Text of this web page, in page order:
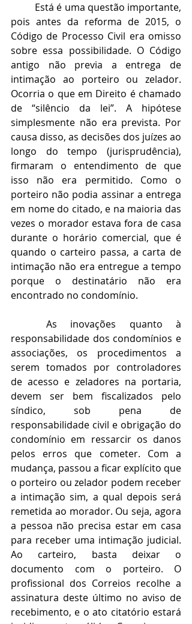
Está é uma questão importante,
pois antes da reforma de 2015, o
Código de Processo Civil era omisso
sobre essa possibilidade. O Código
antigo não previa a entrega de
intimação ao porteiro ou zelador.
Ocorria o que em Direito é chamado
de “silêncio da lei”. A hipótese
simplesmente não era prevista. Por
causa disso, as decisões dos juízes ao
longo do tempo (jurisprudência),
firmaram o entendimento de que
isso não era permitido. Como o
porteiro não podia assinar a entrega
em nome do citado, e na maioria das
vezes o morador estava fora de casa
durante o horário comercial, que é
quando o carteiro passa, a carta de
intimação não era entregue a tempo
porque o destinatário não era
encontrado no condomínio.
As inovações quanto à
responsabilidade dos condomínios e
associações, os procedimentos a
serem tomados por controladores
de acesso e zeladores na portaria,
devem ser bem fiscalizados pelo
síndico, sob pena de
responsabilidade civil e obrigação do
condomínio em ressarcir os danos
pelos erros que cometer. Com a
mudança, passou a ficar explícito que
o porteiro ou zelador podem receber
a intimação sim, a qual depois será
remetida ao morador. Ou seja, agora
a pessoa não precisa estar em casa
para receber uma intimação judicial.
Ao carteiro, basta deixar o
documento com o porteiro. O
profissional dos Correios recolhe a
assinatura deste último no aviso de
recebimento, e o ato citatório estará